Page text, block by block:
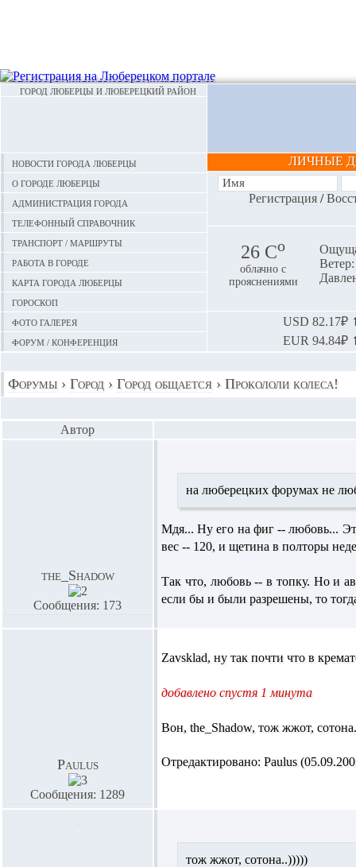
ГОРОД ЛЮБЕРЦЫ И ЛЮБЕРЕЦКИЙ РАЙОН
Новости города Люберцы
О городе Люберцы
Администрация города
Телефонный справочник
Транспорт / маршруты
Работа в городе
Карта города Люберцы
Гороскоп
Фото галерея
Форум / конференция
ЛИЧНЫЕ
Регистрация/
26 Сo
облачно с
прояснениями
USD 82.17₽
EUR 94.84₽
Форумы › Город › Город общается › Прокололи колеса!
Автор
the_Shadow
Сообщения: 173
на люберецких форумах не
Мдя... Ну его на фиг -- любовь...
вес -- 120, и щетина в полторы
Так что, любовь -- в топку. Но и
если бы и были разрешены, то
Paulus
Сообщения: 1289
Zavsklad, ну так почти что в
добавлено спустя 1 минута
Вон, the_Shadow, тож жжот,
Отредактировано: Paulus
тож жжот, сотона..)))))